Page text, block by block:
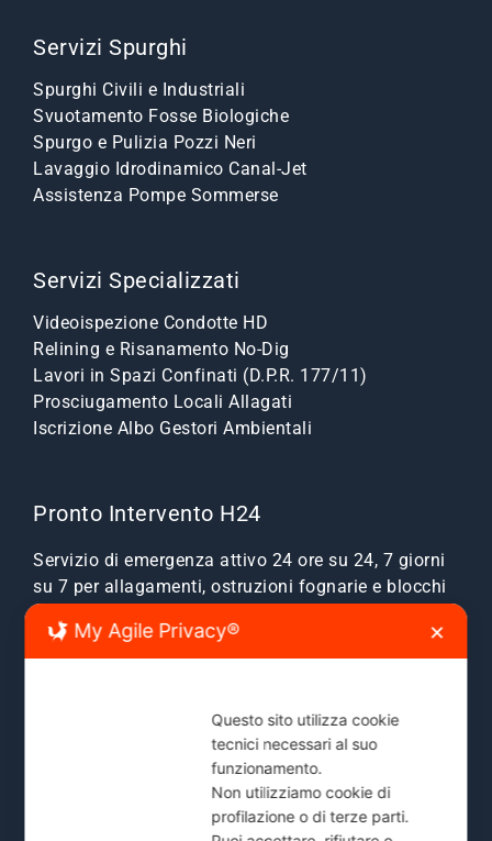
Servizi Spurghi
Spurghi Civili e Industriali
Svuotamento Fosse Biologiche
Spurgo e Pulizia Pozzi Neri
Lavaggio Idrodinamico Canal-Jet
Assistenza Pompe Sommerse
Servizi Specializzati
Videoispezione Condotte HD
Relining e Risanamento No-Dig
Lavori in Spazi Confinati (D.P.R. 177/11)
Prosciugamento Locali Allagati
Iscrizione Albo Gestori Ambientali
Pronto Intervento H24
Servizio di emergenza attivo 24 ore su 24, 7 giorni
su 7 per allagamenti, ostruzioni fognarie e blocchi
Zone Servite:Milano città, Monza e Brianza, Sesto
Cernusco e comuni limitrofi.
Mostra Tutte le Zone Servite →
My Agile Privacy® ✕
Questo sito utilizza cookie
tecnici necessari al suo
funzionamento.
Non utilizziamo cookie di
profilazione o di terze parti.